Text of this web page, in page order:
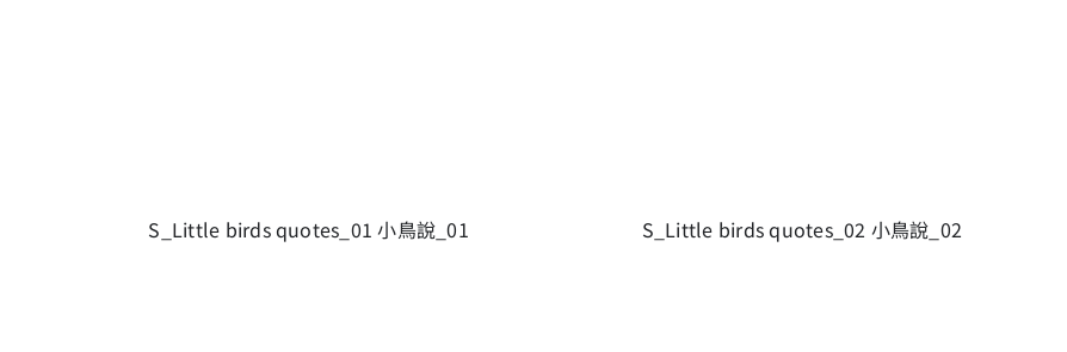
S_Little birds quotes_01 小鳥說_01 S_Little birds quotes_02 小鳥說_02